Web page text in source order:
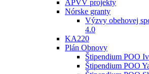
APVV projekty
Nórske granty
Výzvy obehovej
4.0
KA220
Plán Obnovy
Štipendium POO
Štipendium POO